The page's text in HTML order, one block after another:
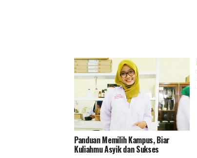
Panduan Memilih Kampus, Biar
Kuliahmu Asyik dan Sukses